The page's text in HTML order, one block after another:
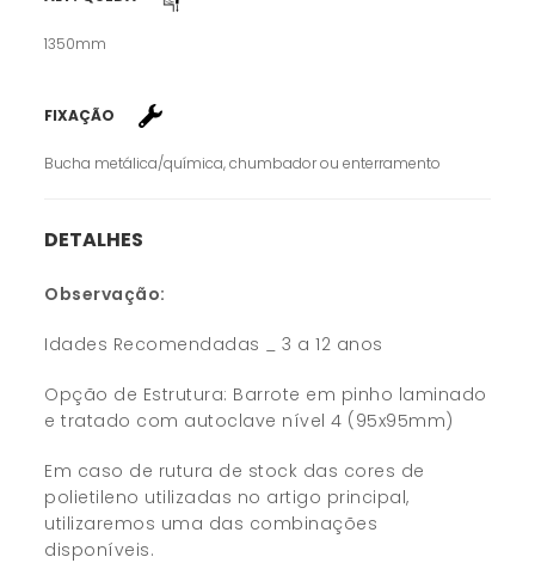
1350mm
FIXAÇÃO
Bucha metálica/química, chumbador ou enterramento
DETALHES
Observação:
Idades Recomendadas _ 3 a 12 anos
Opção de Estrutura: Barrote em pinho laminado
e tratado com autoclave nível 4 (95x95mm)
Em caso de rutura de stock das cores de
polietileno utilizadas no artigo principal,
utilizaremos uma das combinações
disponíveis.